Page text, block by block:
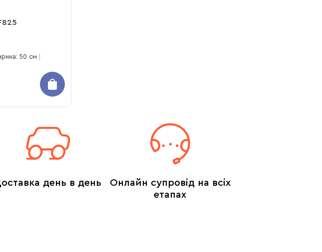
50 см
день в день
Онлайн супровід на всіх
етапах